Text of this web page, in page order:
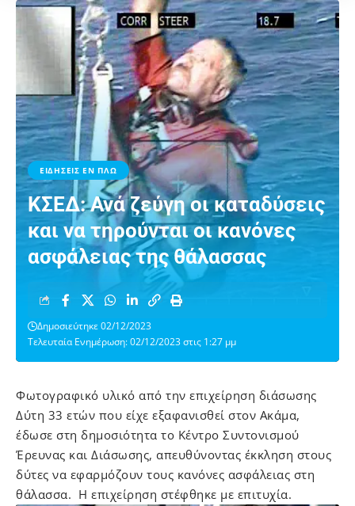
ΕΙΔΗΣΕΙΣ ΕΝ ΠΛΩ
ΚΣΕΔ: Ανά ζεύγη οι καταδύσεις
και να τηρούνται οι κανόνες
ασφάλειας της θάλασσας
Τελευταία Ενημέρωση: 02/12/2023 στις 1:27 μμ
Δημοσιεύτηκε 02/12/2023
Φωτογραφικό υλικό από την επιχείρηση διάσωσης
Δύτη 33 ετών που είχε εξαφανισθεί στον Ακάμα,
έδωσε στη δημοσιότητα το Κέντρο Συντονισμού
Έρευνας και Διάσωσης, απευθύνοντας έκκληση στους
δύτες να εφαρμόζουν τους κανόνες ασφάλειας στη
θάλασσα. Η επιχείρηση στέφθηκε με επιτυχία.